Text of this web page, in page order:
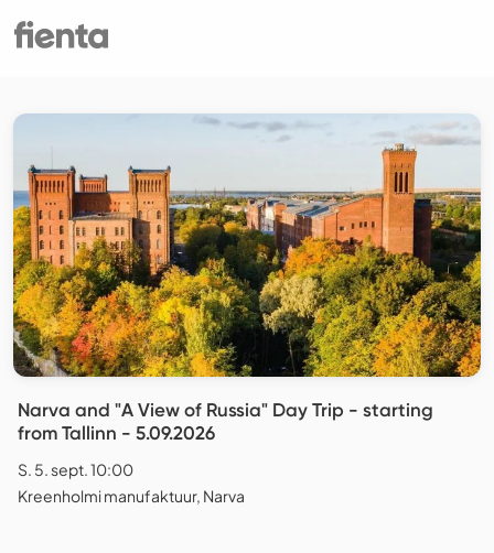
Narva and "A View of Russia" Day Trip - starting
from Tallinn - 5.09.2026
S. 5. sept. 10:00
Kreenholmi manufaktuur, Narva